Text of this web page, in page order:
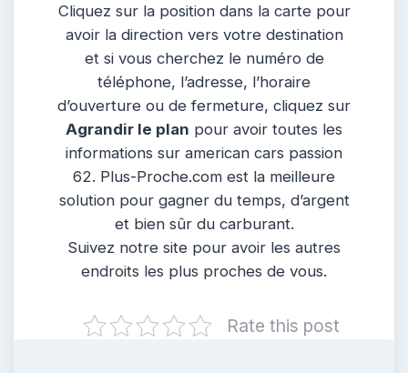
Cliquez sur la position dans la carte pour
avoir la direction vers votre destination
et si vous cherchez le numéro de
téléphone, l’adresse, l’horaire
d’ouverture ou de fermeture, cliquez sur
Agrandir le plan pour avoir toutes les
informations sur american cars passion
62. Plus-Proche.com est la meilleure
solution pour gagner du temps, d’argent
et bien sûr du carburant.
Suivez notre site pour avoir les autres
endroits les plus proches de vous.
Rate this post